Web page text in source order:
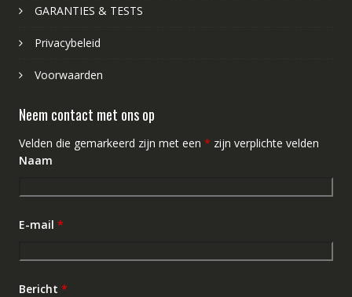
GARANTIES & TESTS
Privacybeleid
Voorwaarden
Neem contact met ons op
Velden die gemarkeerd zijn met een * zijn verplichte velden
Naam
E-mail *
Bericht *